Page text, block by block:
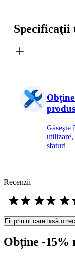
Specificaţii
produs
Găseşte
utilizare,
sfaturi
Recenzii
Fii primul care lasă o
Obține -15%